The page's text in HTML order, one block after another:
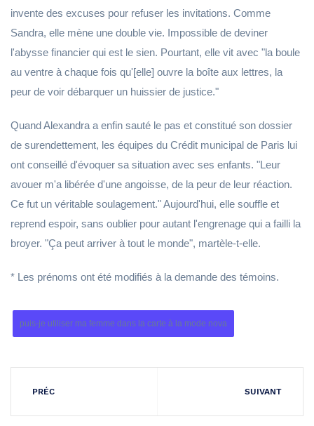
invente des excuses pour refuser les invitations. Comme
Sandra, elle mène une double vie. Impossible de deviner
l'abysse financier qui est le sien. Pourtant, elle vit avec "la boule
au ventre à chaque fois qu'[elle] ouvre la boîte aux lettres, la
peur de voir débarquer un huissier de justice."
Quand Alexandra a enfin sauté le pas et constitué son dossier
de surendettement, les équipes du Crédit municipal de Paris lui
ont conseillé d'évoquer sa situation avec ses enfants. "Leur
avouer m'a libérée d'une angoisse, de la peur de leur réaction.
Ce fut un véritable soulagement." Aujourd'hui, elle souffle et
reprend espoir, sans oublier pour autant l'engrenage qui a failli la
broyer. "Ça peut arriver à tout le monde", martèle-t-elle.
* Les prénoms ont été modifiés à la demande des témoins.
puis-je utiliser ma femme dans la carte à la mode nova
PRÉC SUIVANT